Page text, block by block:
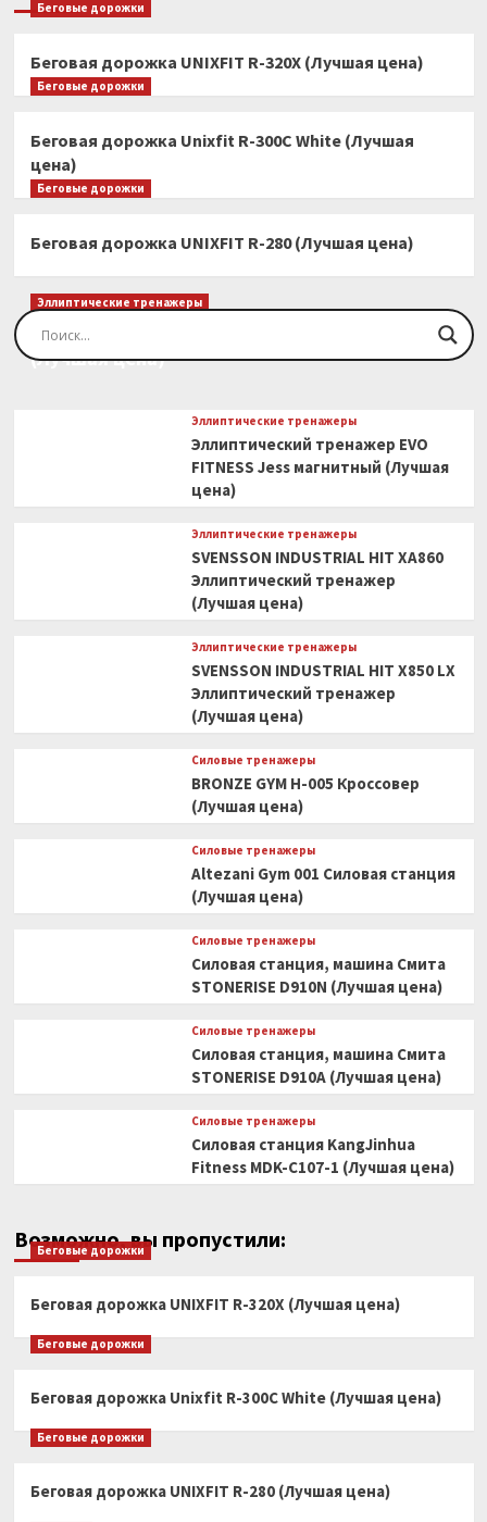
Беговые дорожки
Беговая дорожка UNIXFIT R-320X (Лучшая цена)
Беговые дорожки
Беговая дорожка Unixfit R-300C White (Лучшая
цена)
Беговые дорожки
Беговая дорожка UNIXFIT R-280 (Лучшая цена)
Эллиптические тренажеры
Эллиптический тренажер EVO FITNESS Orion
(Лучшая цена)
Эллиптические тренажеры
Эллиптический тренажер EVO
FITNESS Jess магнитный (Лучшая
цена)
Эллиптические тренажеры
SVENSSON INDUSTRIAL HIT XA860
Эллиптический тренажер
(Лучшая цена)
Эллиптические тренажеры
SVENSSON INDUSTRIAL HIT X850 LX
Эллиптический тренажер
(Лучшая цена)
Силовые тренажеры
BRONZE GYM H-005 Кроссовер
(Лучшая цена)
Силовые тренажеры
Altezani Gym 001 Силовая станция
(Лучшая цена)
Силовые тренажеры
Силовая станция, машина Смита
STONERISE D910N (Лучшая цена)
Силовые тренажеры
Силовая станция, машина Смита
STONERISE D910A (Лучшая цена)
Силовые тренажеры
Силовая станция KangJinhua
Fitness MDK-C107-1 (Лучшая цена)
Возможно, вы пропустили:
Беговые дорожки
Беговая дорожка UNIXFIT R-320X (Лучшая цена)
Беговые дорожки
Беговая дорожка Unixfit R-300C White (Лучшая цена)
Беговые дорожки
Беговая дорожка UNIXFIT R-280 (Лучшая цена)